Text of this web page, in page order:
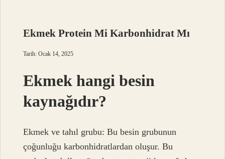
Ekmek Protein Mi Karbonhidrat Mı
Tarih: Ocak 14, 2025
Ekmek hangi besin
kaynağıdır?
Ekmek ve tahıl grubu: Bu besin grubunun
çoğunluğu karbonhidratlardan oluşur. Bu